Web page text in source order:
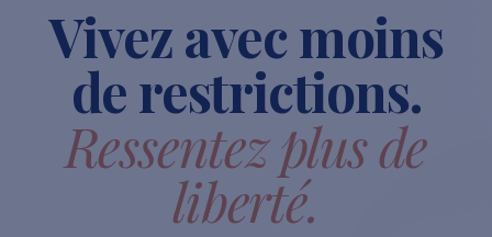
Vivez avec moins
de restrictions.
Ressentez plus de
liberté.